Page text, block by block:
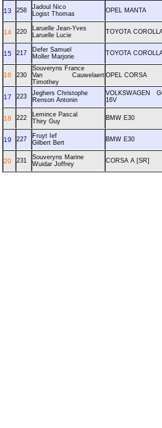
13 258
Jadoul Nico
Logist Thomas
OPEL MANTA
14 220
Laruelle Jean-Yves
Laruelle Lucie
TOYOTA
15 217
Defer Samuel
Moller Marjorie
TOYOTA
16 230
Souveryns France
Van Cauwelaert
Timothey
OPEL CORSA
17 223
Jeghers Christophe
Renson Antonin
VOLKSWAGEN
16V
18 222
Lemince Pascal
Thiry Guy
BMW E30
19 227
Fruyt Ief
Gilbert Bert
BMW E30
20 231
Souveryns Marine
Wuidar Joffrey
CORSA A [SR]